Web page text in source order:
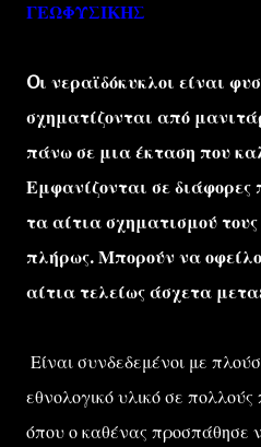
ΓΕΩΦΥΣΙΚΗΣ
Oι νεραϊδόκυκλοι είναι
σχηματίζονται από
πάνω σε μια έκταση που
Εμφανίζονται σε διάφορες
τα αίτια σχηματισμού τους
πλήρως. Μπορούν να
αίτια τελείως άσχετα
Είναι συνδεδεμένοι με
εθνολογικό υλικό σε
όπου ο καθένας προσπάθησε